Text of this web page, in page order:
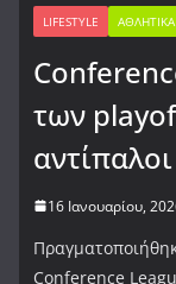
LIFESTYLE ΑΘΛΗΤΙΚΆ
των
16 Ιανουαρίου,
Conference